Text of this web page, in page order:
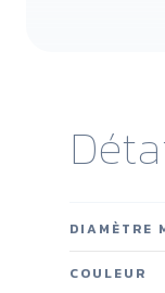
DIAMÈTRE
COULEUR